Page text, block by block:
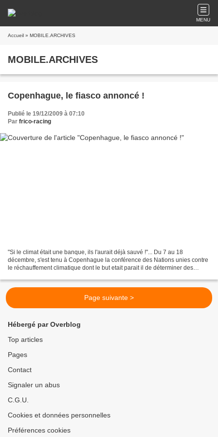
MENU
Accueil » MOBILE.ARCHIVES
MOBILE.ARCHIVES
Copenhague, le fiasco annoncé !
Publié le 19/12/2009 à 07:10
Par frico-racing
"Si le climat était une banque, ils l'aurait déjà sauvé !"... Du 7 au 18
décembre, s'est tenu à Copenhague la conférence des Nations unies contre
le réchauffement climatique dont le but etait parait il de déterminer des
Page suivante >
Hébergé par Overblog
Top articles
Pages
Contact
Signaler un abus
C.G.U.
Cookies et données personnelles
Préférences cookies